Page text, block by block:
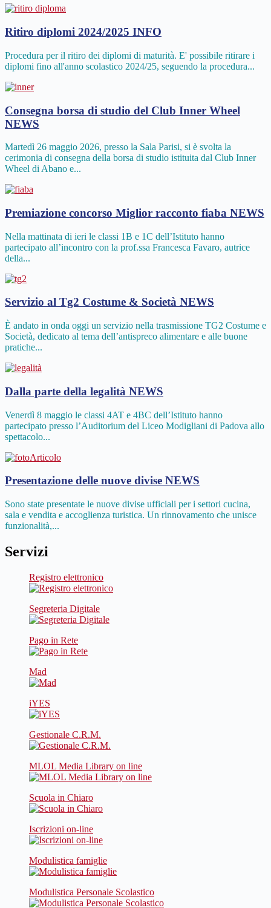
Ritiro diplomi 2024/2025 INFO
Procedura per il ritiro dei diplomi di maturità. E' possibile ritirare i
diplomi fino all'anno scolastico 2024/25, seguendo la procedura...
Consegna borsa di studio del Club Inner Wheel
NEWS
Martedì 26 maggio 2026, presso la Sala Parisi, si è svolta la
cerimonia di consegna della borsa di studio istituita dal Club Inner
Wheel di Abano e...
Premiazione concorso Miglior racconto fiaba NEWS
Nella mattinata di ieri le classi 1B e 1C dell’Istituto hanno
partecipato all’incontro con la prof.ssa Francesca Favaro, autrice
della...
Servizio al Tg2 Costume & Società NEWS
È andato in onda oggi un servizio nella trasmissione TG2 Costume e
Società, dedicato al tema dell’antispreco alimentare e alle buone
pratiche...
Dalla parte della legalità NEWS
Venerdì 8 maggio le classi 4AT e 4BC dell’Istituto hanno
partecipato presso l’Auditorium del Liceo Modigliani di Padova allo
spettacolo...
Presentazione delle nuove divise NEWS
Sono state presentate le nuove divise ufficiali per i settori cucina,
sala e vendita e accoglienza turistica. Un rinnovamento che unisce
funzionalità,...
Servizi
Registro elettronico
Segreteria Digitale
Pago in Rete
Mad
iYES
Gestionale C.R.M.
MLOL Media Library on line
Scuola in Chiaro
Iscrizioni on-line
Modulistica famiglie
Modulistica Personale Scolastico